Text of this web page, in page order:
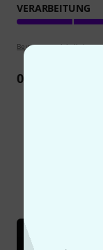
VERARBEITUNG
Bewertungsrichtlinien
0Rezension